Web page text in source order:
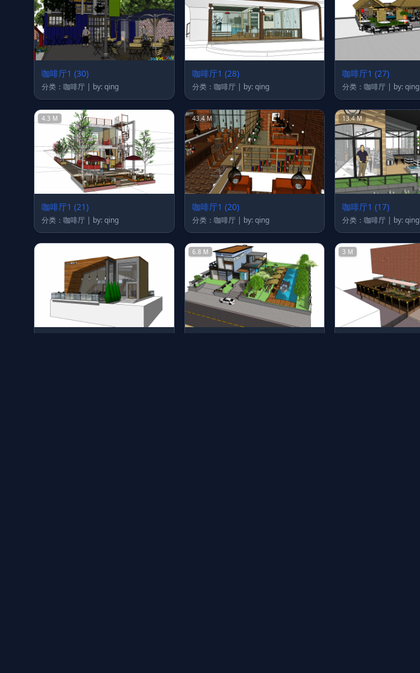
咖啡厅1 (30)
分类：咖啡厅 | by: qing
咖啡厅1 (28)
分类：咖啡厅 | by: qing
咖啡厅1 (27)
分类：咖啡厅 | by: qing
4.3 M
咖啡厅1 (21)
分类：咖啡厅 | by: qing
43.4 M
咖啡厅1 (20)
分类：咖啡厅 | by: qing
13.4 M
咖啡厅1 (17)
分类：咖啡厅 | by: qing
6.8 M 3 M